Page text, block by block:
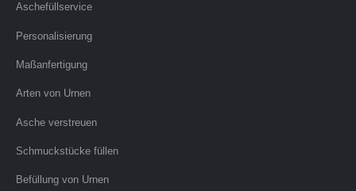
Aschefüllservice
Personalisierung
Maßanfertigung
Arten von Urnen
Asche verstreuen
Schmuckstücke füllen
Befüllung von Urnen